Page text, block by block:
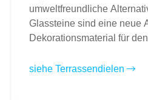
umweltfreundliche
Glassteine sind eine neue
Dekorationsmaterial für
siehe Terrassendielen